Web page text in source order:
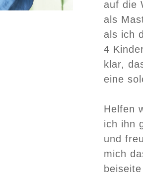
auf die
als
als ich
4
klar,
eine
Helfen
ich ihn
und
mich